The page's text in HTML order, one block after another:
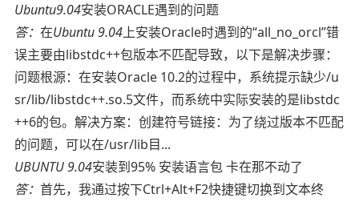
Ubuntu9.04安装ORACLE遇到的问题
答： 在Ubuntu 9.04上安装Oracle时遇到的“all_no_orcl”错
误主要由libstdc++包版本不匹配导致，以下是解决步骤：
问题根源：在安装Oracle 10.2的过程中，系统提示缺少/u
sr/lib/libstdc++.so.5文件，而系统中实际安装的是libstdc
++6的包。解决方案：创建符号链接：为了绕过版本不匹配
的问题，可以在/usr/lib目...
UBUNTU 9.04安装到95% 安装语言包 卡在那不动了
答： 首先，我通过按下Ctrl+Alt+F2快捷键切换到文本终